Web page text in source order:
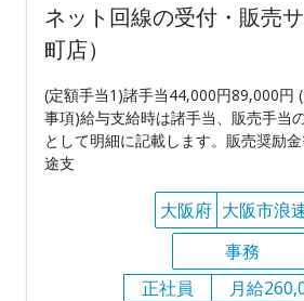
ネット回線の受付・販売
町店）
(定額手当1)諸手当44,000円89,000円
事項)給与支給時は諸手当、販売手当
として明細に記載します。販売奨励
途支
大阪府 大阪市浪
事務
正社員
月給